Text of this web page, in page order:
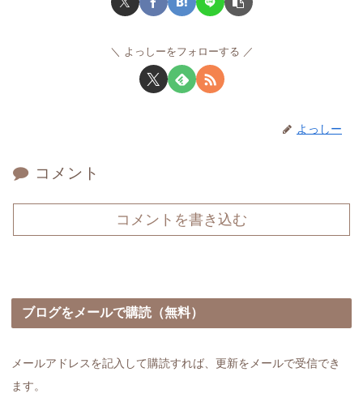
よっしーをフォローする
よっしー
コメント
コメントを書き込む
ブログをメールで購読（無料）
メールアドレスを記入して購読すれば、更新をメールで受信でき
ます。